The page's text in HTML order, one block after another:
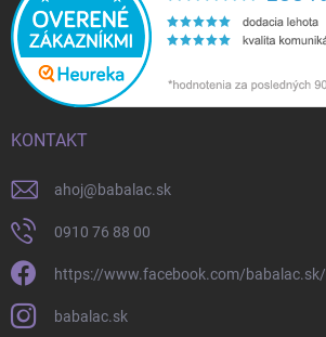
KONTAKT
ahoj@babalac.sk
0910 76 88 00
https://www.facebook.com/babalac.sk/
babalac.sk